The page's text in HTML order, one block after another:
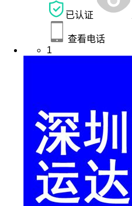
已认证
查看电话
1